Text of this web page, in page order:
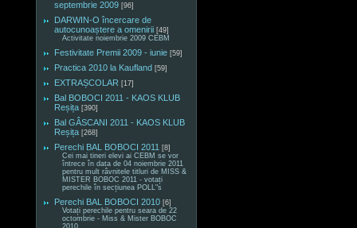
septembrie 2009 [96]
DARWIN-O încercare de
autocunoaștere a omenirii [49]
Activitate noiembrie 2009 CEBM
Festivitate Premii 2009 - iunie [59]
Practica 2010 la Kaufland [59]
EXTRAȘCOLAR [17]
Bal BOBOCI 2011 - KAOS KLUB
Reșița [390]
Bal GÂSCANI 2011 - KAOS KLUB
Reșița [268]
Perechi BAL BOBOCI 2011 [8]
Cei mai tineri elevi ai CEBM se vor
întrece în data de 04 noiembrie 2011
pentru mult râvnitele titluri de MISS &
MISTER BOBOC 2011 - votați
perechile în secțiunea POLL"s
Perechi BAL BOBOCI 2010 [6]
Votați perechile pentru seara de 22
octombrie - Miss & Mister BOBOC
2010